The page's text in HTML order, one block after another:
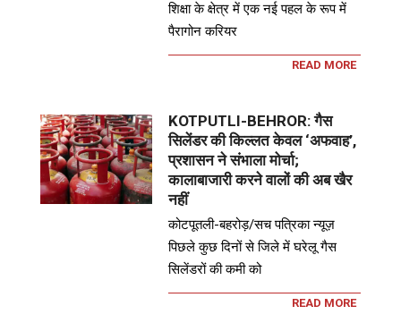
शिक्षा के क्षेत्र में एक नई पहल के रूप में
पैरागोन करियर
READ MORE
KOTPUTLI-BEHROR: गैस
सिलेंडर की किल्लत केवल ‘अफवाह’,
प्रशासन ने संभाला मोर्चा;
कालाबाजारी करने वालों की अब खैर
नहीं
कोटपूतली-बहरोड़/सच पत्रिका न्यूज़
पिछले कुछ दिनों से जिले में घरेलू गैस
सिलेंडरों की कमी को
READ MORE